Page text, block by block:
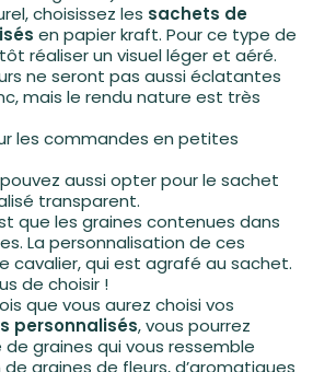
choisissez les sachets de
en papier kraft. Pour ce type de
réaliser un visuel léger et aéré.
ne seront pas aussi éclatantes
mais le rendu nature est très
les commandes en petites
aussi opter pour le sachet
transparent.
que les graines contenues dans
La personnalisation de ces
cavalier, qui est agrafé au sachet.
de choisir !
que vous aurez choisi vos
personnalisés, vous pourrez
graines qui vous ressemble
graines de fleurs, d’aromatiques